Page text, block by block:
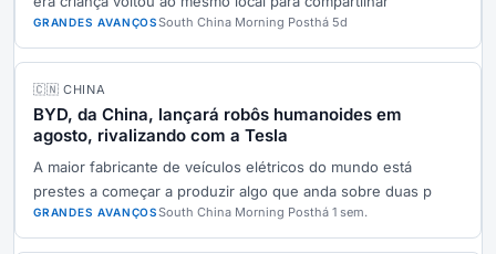
GRANDES AVANÇOSSouth China Morning Posthá 5d
🇨🇳 CHINA
BYD, da China, lançará robôs humanoides em
agosto, rivalizando com a Tesla
A maior fabricante de veículos elétricos do mundo está
prestes a começar a produzir algo que anda sobre duas p
GRANDES AVANÇOSSouth China Morning Posthá 1 sem.